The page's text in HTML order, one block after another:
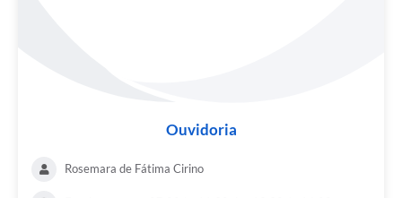
Ouvidoria
Rosemara de Fátima Cirino